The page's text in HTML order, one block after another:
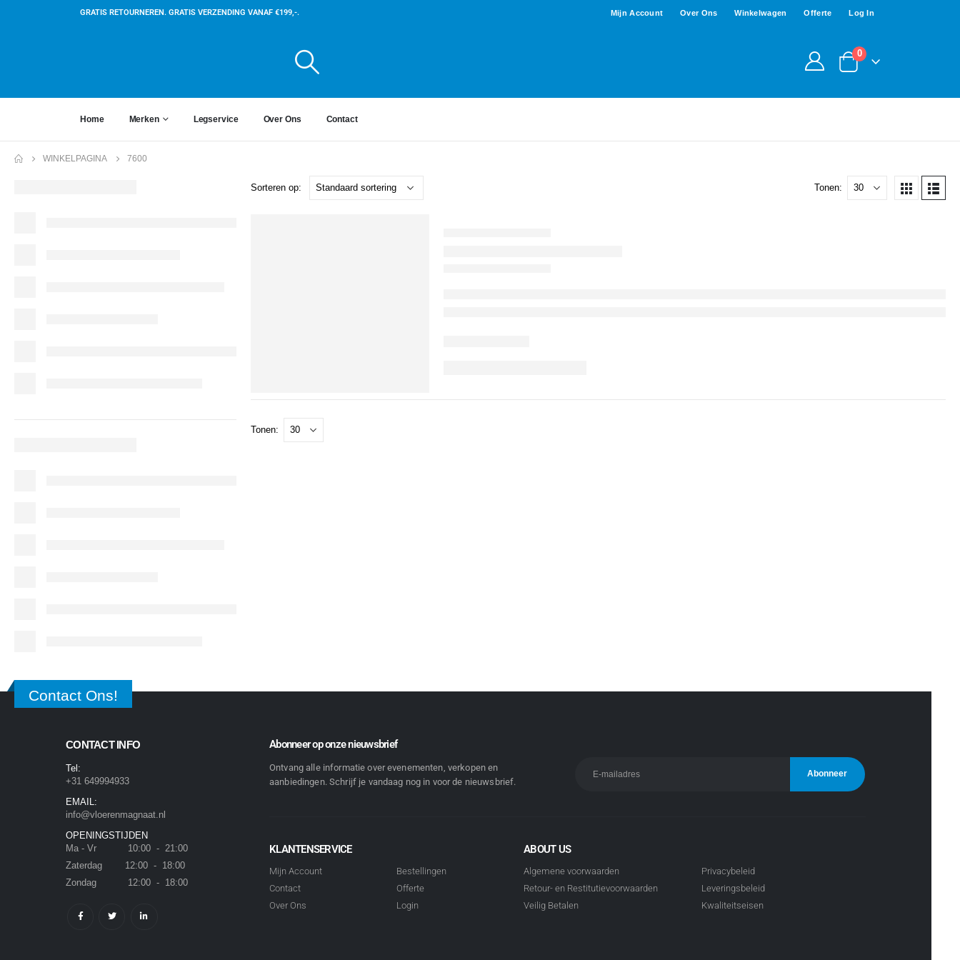
GRATIS RETOURNEREN. GRATIS VERZENDING VANAF €199,-. Mijn Account Over Ons Winkelwagen Offerte Log In
0
Home Merken Legservice Over Ons Contact
WINKELPAGINA 7600
Sorteren op: Tonen:
Tonen:
Contact Ons!
CONTACT INFO
Tel:
+31 649994933
EMAIL:
info@vloerenmagnaat.nl
OPENINGSTIJDEN
Ma - Vr 10:00 - 21:00
Zaterdag 12:00 - 18:00
Zondag 12:00 - 18:00
Abonneer op onze nieuwsbrief
Ontvang alle informatie over evenementen, verkopen en
aanbiedingen. Schrijf je vandaag nog in voor de nieuwsbrief.
KLANTENSERVICE
Mijn Account
Contact
Over Ons
Bestellingen
Offerte
Login
ABOUT US
Algemene voorwaarden
Retour- en Restitutievoorwaarden
Veilig Betalen
Privacybeleid
Leveringsbeleid
Kwaliteitseisen